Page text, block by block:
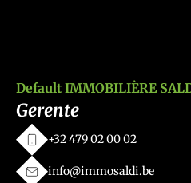
Default IMMOBILIÈRE
Gerente
+32 479 02 00 02
info@immosaldi.be